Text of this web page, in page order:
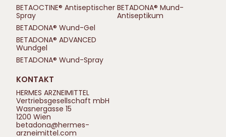
BETAOCTINE® Antiseptischer
Spray
BETADONA® Wund-Gel
BETADONA® ADVANCED
Wundgel
BETADONA® Wund-Spray
BETADONA® Mund-
Antiseptikum
KONTAKT
HERMES ARZNEIMITTEL
Vertriebsgesellschaft mbH
Wasnergasse 15
1200 Wien
betadona@hermes-
arzneimittel.com